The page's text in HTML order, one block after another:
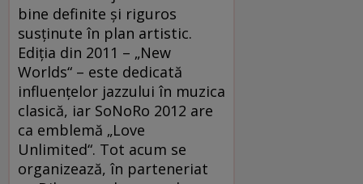
bine definite şi riguros
susţinute în plan artistic.
Ediţia din 2011 – „New
Worlds“ – este dedicată
influenţelor jazzului în muzica
clasică, iar SoNoRo 2012 are
ca emblemă „Love
Unlimited“. Tot acum se
organizează, în parteneriat